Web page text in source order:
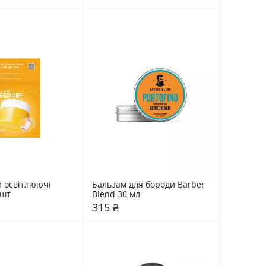
Бальзам для бороди Barber
Blend 30 мл
315 ₴